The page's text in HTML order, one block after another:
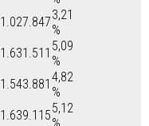
1.027.8473,21
%
1.631.511 5,09
%
1.543.881 4,82
%
1.639.1155,12